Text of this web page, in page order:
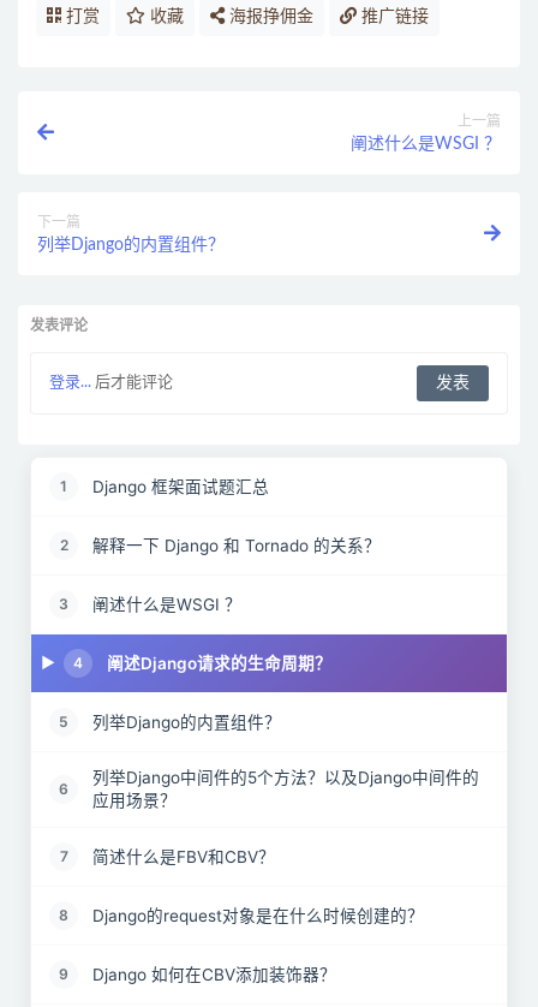
打赏 收藏 海报挣佣金 推广链接
上一篇
阐述什么是WSGI ？
下一篇
列举Django的内置组件？
发表评论
登录... 后才能评论
1 Django 框架面试题汇总
2 解释一下 Django 和 Tornado 的关系？
3 阐述什么是WSGI ？
4 阐述Django请求的生命周期？
5 列举Django的内置组件？
6
列举Django中间件的5个方法？以及Django中间件的
应用场景？
7 简述什么是FBV和CBV？
8 Django的request对象是在什么时候创建的？
9 Django 如何在CBV添加装饰器？